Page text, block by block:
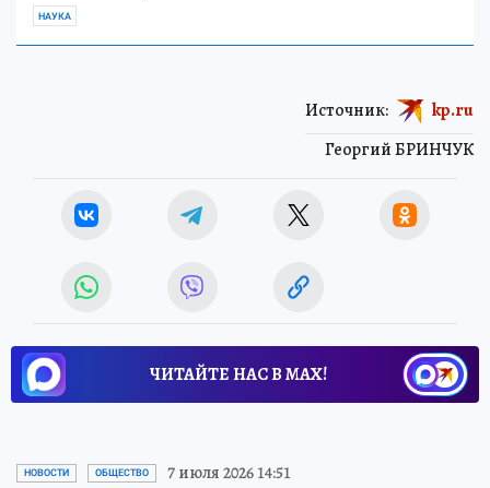
НАУКА
Георгий БРИНЧУК
Источник: kp.ru
ЧИТАЙТЕ НАС В МАХ!
НОВОСТИ ОБЩЕСТВО 7 июля 2026 14:51